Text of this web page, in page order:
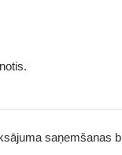
saņemšanas